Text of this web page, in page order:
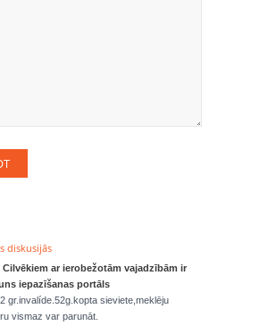
diskusijās
Cilvēkiem ar ierobežotām vajadzībām ir
iepazīšanas portāls
gr.invalíde.52g.kopta sieviete,meklēju
vismaz var parunāt.